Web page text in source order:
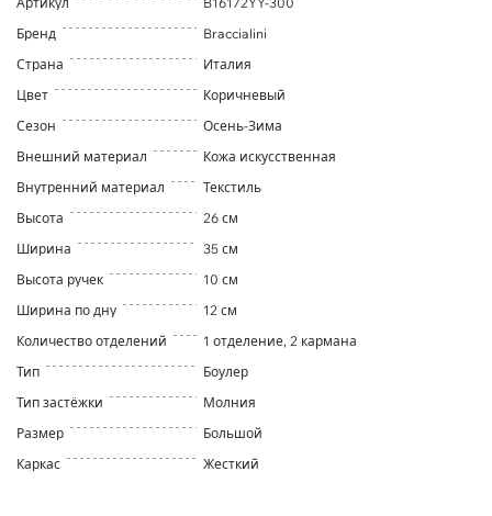
Бренд
Braccialini
Страна
Италия
Цвет
Коричневый
Сезон
Осень-Зима
Внешний материал
Кожа искусственная
Внутренний материал
Текстиль
Высота
26 см
Ширина
35 см
Высота ручек
10 см
Ширина по дну
12 см
Количество отделений
1 отделение, 2 кармана
Тип
Боулер
Тип застёжки
Молния
Размер
Большой
Каркас
Жесткий